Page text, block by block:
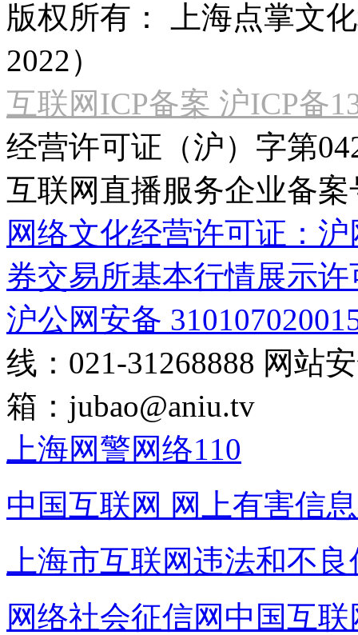
版权所有：
上海点掌文
2022）
互联网ICP备案 沪ICP备
经营许可证（沪）字第
互联网直播服务企业备案
网络文化经营许可证：
券交易所基本行情展示许
沪公网安备
线：021-31268888 网站
箱： jubao@aniu.tv
上海网警网络110
中国互联网 网上有害信
上海市互联网违法和不
网络社会征信网 中国互